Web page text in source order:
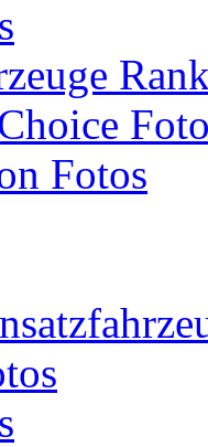
Fotos